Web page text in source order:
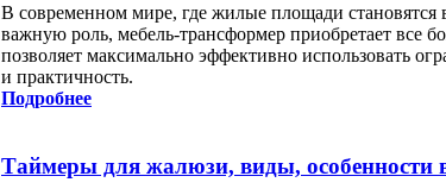
В современном мире, где жилые площади
важную роль, мебель-трансформер приобретает все
позволяет максимально эффективно использовать
и практичность.
Подробнее
Таймеры для жалюзи, виды, особенности